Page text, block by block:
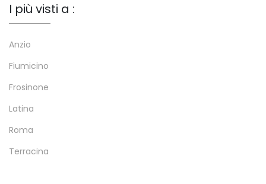
I più visti a :
Anzio
Fiumicino
Frosinone
Latina
Roma
Terracina